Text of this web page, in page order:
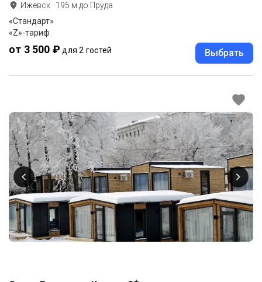
Ижевск · 195 м до Пруда
«Стандарт»
«Z»-тариф
от 3 500 ₽ для 2 гостей Выбрать